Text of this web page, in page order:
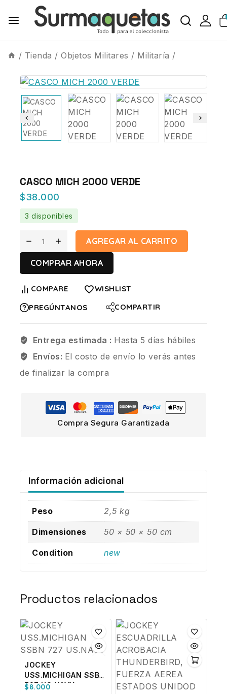
/ Tienda / Objetos Militares / Militaría /
CASCO MICH 2000 VERDE
$38.000
3 disponibles
AGREGAR AL CARRITO
COMPRAR AHORA
COMPARE
WISHLIST
PREGÚNTANOS
COMPARTIR
Entrega estimada : Hasta 5 días hábiles
Envíos: El costo de envío lo verás antes
de finalizar la compra
Compra Segura Garantizada
Información adicional
Peso 2,5 kg
Dimensiones 50 × 50 × 50 cm
Condition new
Productos relacionados
JOCKEY
USS.MICHIGAN SSBN
727 US.NAVY
$8.000